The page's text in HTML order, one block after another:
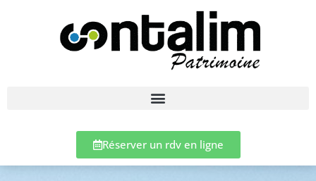
Réserver un rdv en ligne